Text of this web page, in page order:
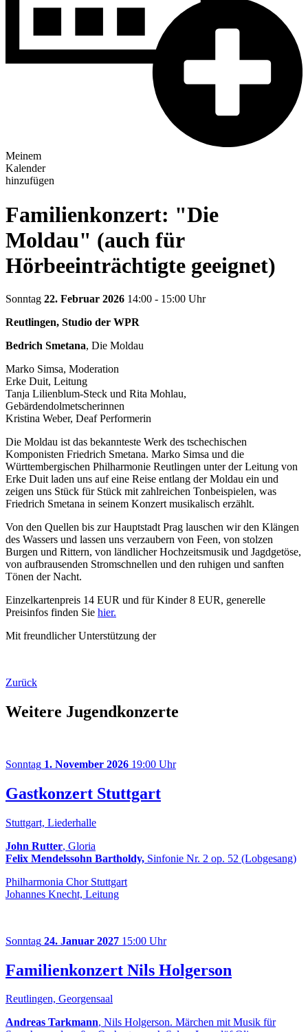
Meinem
Kalender
hinzufügen
Familienkonzert: "Die
Moldau" (auch für
Hörbeeinträchtigte geeignet)
Sonntag 22. Februar 2026 14:00 - 15:00 Uhr
Reutlingen, Studio der WPR
Bedrich Smetana, Die Moldau
Marko Simsa, Moderation
Erke Duit, Leitung
Tanja Lilienblum-Steck und Rita Mohlau,
Gebärdendolmetscherinnen
Kristina Weber, Deaf Performerin
Die Moldau ist das bekannteste Werk des tschechischen
Komponisten Friedrich Smetana. Marko Simsa und die
Württembergischen Philharmonie Reutlingen unter der Leitung von
Erke Duit laden uns auf eine Reise entlang der Moldau ein und
zeigen uns Stück für Stück mit zahlreichen Tonbeispielen, was
Friedrich Smetana in seinem Konzert musikalisch erzählt.
Von den Quellen bis zur Hauptstadt Prag lauschen wir den Klängen
des Wassers und lassen uns verzaubern von Feen, von stolzen
Burgen und Rittern, von ländlicher Hochzeitsmusik und Jagdgetöse,
von aufbrausenden Stromschnellen und den ruhigen und sanften
Tönen der Nacht.
Einzelkartenpreis 14 EUR und für Kinder 8 EUR, generelle
Preisinfos finden Sie hier.
Mit freundlicher Unterstützung der
Zurück
Weitere Jugendkonzerte
Sonntag 1. November 2026 19:00 Uhr
Gastkonzert Stuttgart
Stuttgart, Liederhalle
John Rutter, Gloria
Felix Mendelssohn Bartholdy, Sinfonie Nr. 2 op. 52 (Lobgesang)
Philharmonia Chor Stuttgart
Johannes Knecht, Leitung
Sonntag 24. Januar 2027 15:00 Uhr
Familienkonzert Nils Holgerson
Reutlingen, Georgensaal
Andreas Tarkmann, Nils Holgerson. Märchen mit Musik für